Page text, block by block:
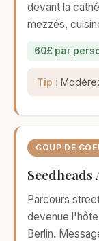
devant la
mezzés,
60£ par
Tip :
COUP DE
Parcours
devenue
Berlin.